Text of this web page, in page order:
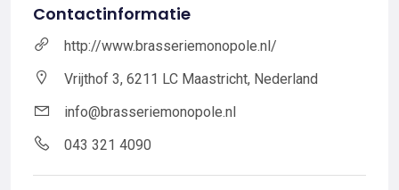
Contactinformatie
http://www.brasseriemonopole.nl/
Vrijthof 3, 6211 LC Maastricht, Nederland
info@brasseriemonopole.nl
043 321 4090